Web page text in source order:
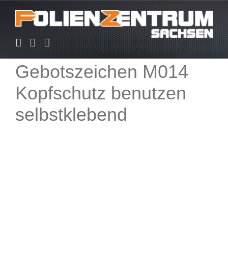
springen
Gebotszeichen M014
Kopfschutz benutzen
selbstklebend